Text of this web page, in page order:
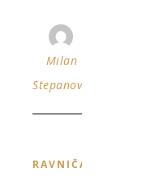
Milan
Stepanović
RAVNIČARSKI